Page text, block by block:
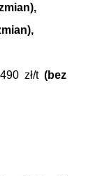
zł/t (bez